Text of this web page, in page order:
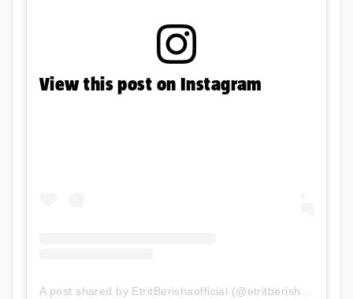
View this post on Instagram
A post shared by EtritBerishaofficial (@etritberishaofficial)